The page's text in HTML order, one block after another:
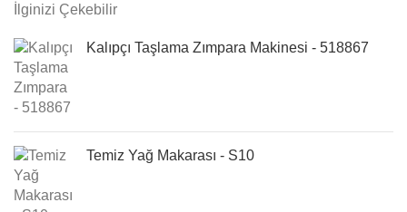
İlginizi Çekebilir
Kalıpçı Taşlama Zımpara Makinesi - 518867
Temiz Yağ Makarası - S10